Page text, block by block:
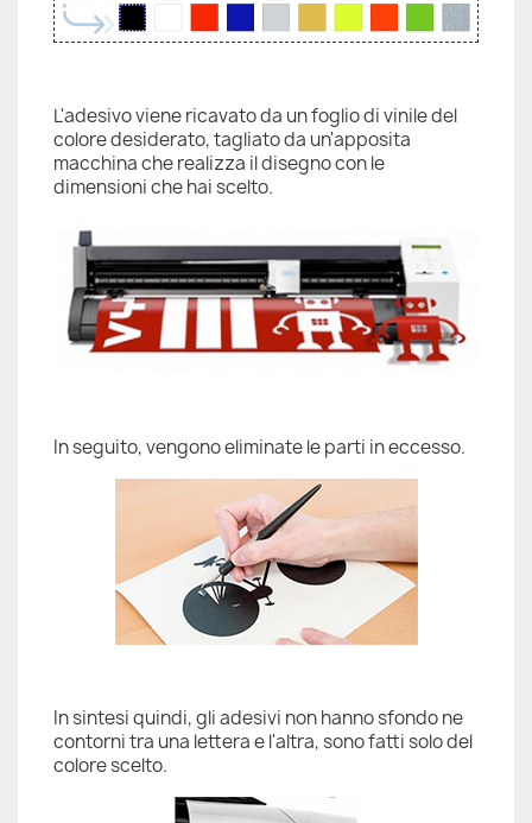
L'adesivo viene ricavato da un foglio di vinile del
colore desiderato, tagliato da un'apposita
macchina che realizza il disegno con le
dimensioni che hai scelto.
In seguito, vengono eliminate le parti in eccesso.
In sintesi quindi, gli adesivi non hanno sfondo ne
contorni tra una lettera e l'altra, sono fatti solo del
colore scelto.